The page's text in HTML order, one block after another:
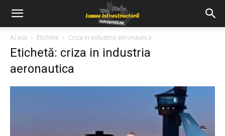
Acasă Etichete Criza in industria aeronautica
Etichetă: criza in industria
aeronautica